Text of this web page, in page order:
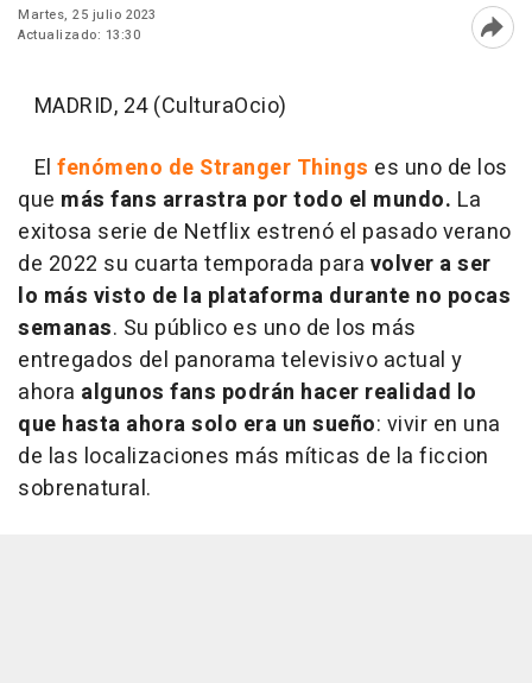
Martes, 25 julio 2023
Actualizado: 13:30
MADRID, 24 (CulturaOcio)
El fenómeno de Stranger Things es uno de los
que más fans arrastra por todo el mundo. La
exitosa serie de Netflix estrenó el pasado verano
de 2022 su cuarta temporada para volver a ser
lo más visto de la plataforma durante no pocas
semanas. Su público es uno de los más
entregados del panorama televisivo actual y
ahora algunos fans podrán hacer realidad lo
que hasta ahora solo era un sueño: vivir en una
de las localizaciones más míticas de la ficcion
sobrenatural.